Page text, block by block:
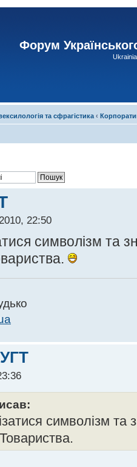
Форум
та сфрагістика ‹
22:50
символізм та
символізм та